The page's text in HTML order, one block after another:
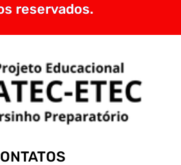
reservados.